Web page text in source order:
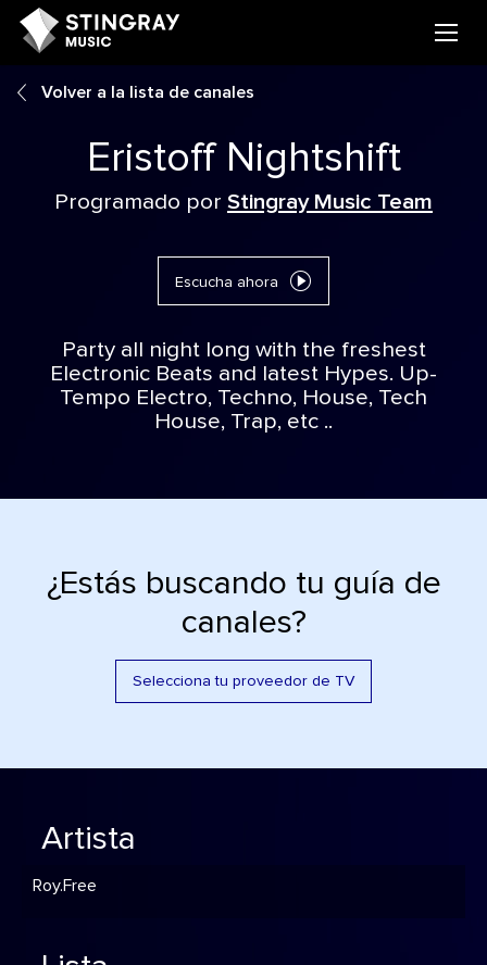
Volver a la lista de canales
Eristoff Nightshift
Programado por Stingray Music Team
Escucha ahora
Party all night long with the freshest
Electronic Beats and latest Hypes. Up-
Tempo Electro, Techno, House, Tech
House, Trap, etc ..
¿Estás buscando tu guía de
canales?
Selecciona tu proveedor de TV
Artista
Roy.Free